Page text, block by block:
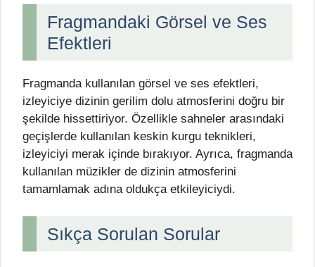
Fragmandaki Görsel ve Ses
Efektleri
Fragmanda kullanılan görsel ve ses efektleri,
izleyiciye dizinin gerilim dolu atmosferini doğru bir
şekilde hissettiriyor. Özellikle sahneler arasındaki
geçişlerde kullanılan keskin kurgu teknikleri,
izleyiciyi merak içinde bırakıyor. Ayrıca, fragmanda
kullanılan müzikler de dizinin atmosferini
tamamlamak adına oldukça etkileyiciydi.
Sıkça Sorulan Sorular